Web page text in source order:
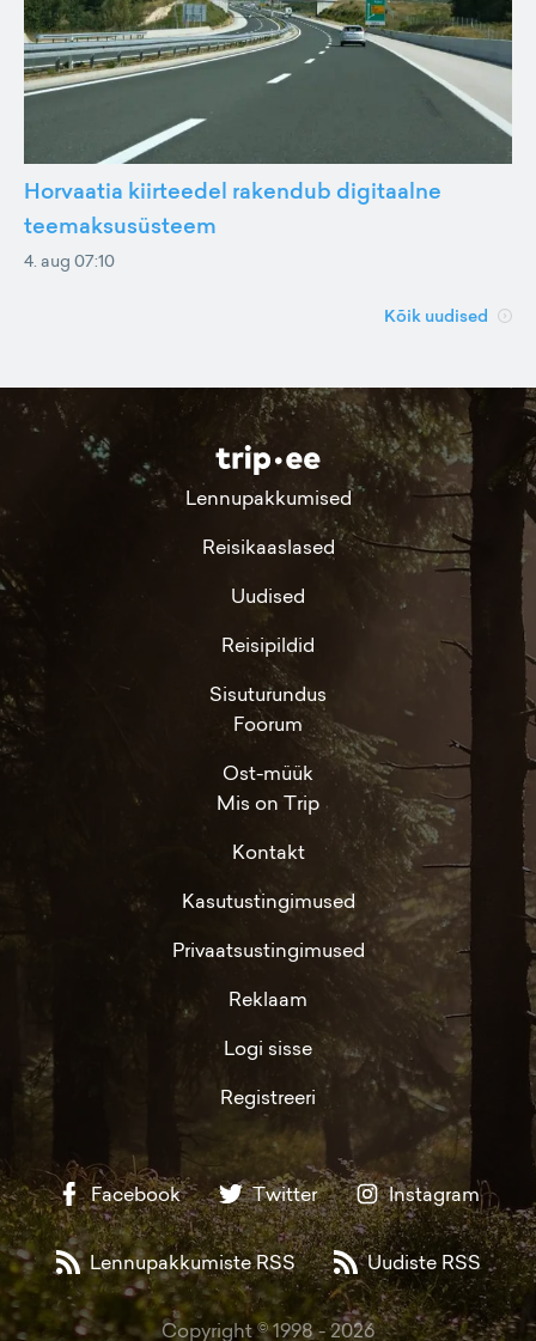
Horvaatia kiirteedel rakendub digitaalne
teemaksusüsteem
4. aug 07:10
Kõik uudised
Lennupakkumised
Reisikaaslased
Uudised
Reisipildid
Sisuturundus
Foorum
Ost-müük
Mis on Trip
Kontakt
Kasutustingimused
Privaatsustingimused
Reklaam
Logi sisse
Registreeri
Facebook Twitter Instagram
Lennupakkumiste RSS Uudiste RSS
Copyright © 1998 -2026